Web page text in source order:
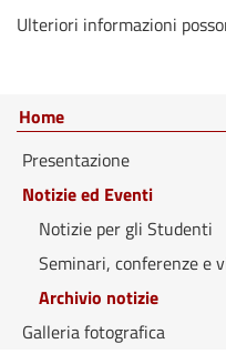
Ulteriori informazioni
Home
Presentazione
Notizie ed Eventi
Notizie per gli Studenti
Seminari, conferenze e
Archivio notizie
Galleria fotografica